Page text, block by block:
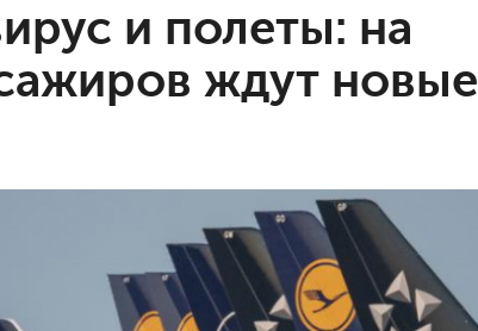
и полеты: на
ждут новые